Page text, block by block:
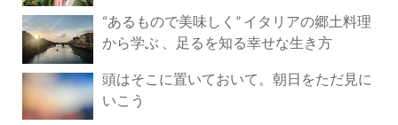
“あるもので美味しく” イタリアの郷土料理
から学ぶ 、足るを知る幸せな生き方
頭はそこに置いておいて。朝日をただ見に
いこう